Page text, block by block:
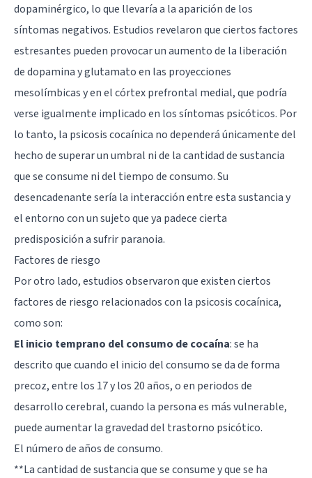
dopaminérgico, lo que llevaría a la aparición de los
síntomas negativos. Estudios revelaron que ciertos factores
estresantes pueden provocar un aumento de la liberación
de dopamina y glutamato en las proyecciones
mesolímbicas y en el córtex prefrontal medial, que podría
verse igualmente implicado en los síntomas psicóticos. Por
lo tanto, la psicosis cocaínica no dependerá únicamente del
hecho de superar un umbral ni de la cantidad de sustancia
que se consume ni del tiempo de consumo. Su
desencadenante sería la interacción entre esta sustancia y
el entorno con un sujeto que ya padece cierta
predisposición a sufrir paranoia.
Factores de riesgo
Por otro lado, estudios observaron que existen ciertos
factores de riesgo relacionados con la psicosis cocaínica,
como son:
El inicio temprano del consumo de cocaína: se ha
descrito que cuando el inicio del consumo se da de forma
precoz, entre los 17 y los 20 años, o en periodos de
desarrollo cerebral, cuando la persona es más vulnerable,
puede aumentar la gravedad del trastorno psicótico.
El número de años de consumo.
**La cantidad de sustancia que se consume y que se ha